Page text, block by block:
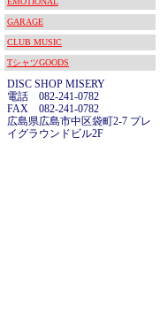
GARAGE
CLUB MUSIC
TシャツGOODS
DISC SHOP MISERY
電話 082-241-0782
FAX 082-241-0782
広島県広島市中区袋町2-7 プレ
イグラウンドビル2F